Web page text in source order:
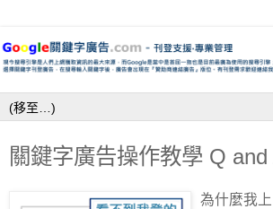
關鍵字廣告操作教學 Q and
為什麼我